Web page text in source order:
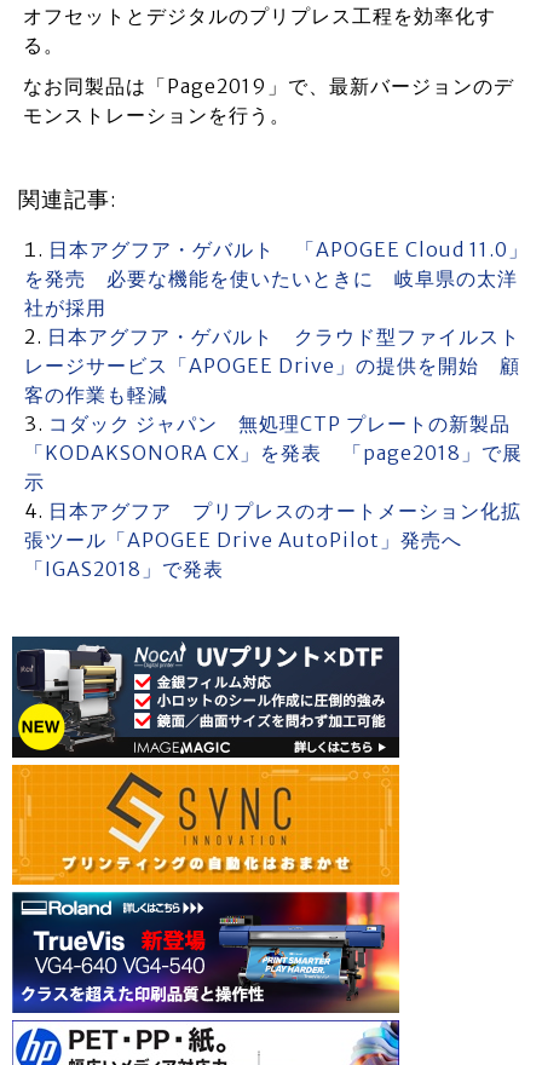
オフセットとデジタルのプリプレス工程を効率化す
る。
なお同製品は「Page2019」で、最新バージョンのデ
モンストレーションを行う。
関連記事:
日本アグフア・ゲバルト 「APOGEE Cloud 11.0」
を発売 必要な機能を使いたいときに 岐阜県の太洋
社が採用
日本アグフア・ゲバルト クラウド型ファイルスト
レージサービス「APOGEE Drive」の提供を開始 顧
客の作業も軽減
コダック ジャパン 無処理CTP プレートの新製品
「KODAKSONORA CX」を発表 「page2018」で展
示
日本アグフア プリプレスのオートメーション化拡
張ツール「APOGEE Drive AutoPilot」発売へ
「IGAS2018」で発表